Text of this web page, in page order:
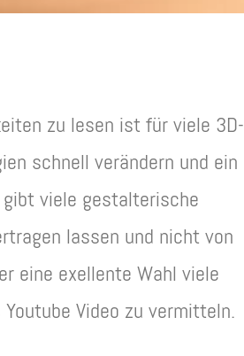
zu lesen ist für viele 3D-
schnell verändern und ein
viele gestalterische
lassen und nicht von
eine exellente Wahl viele
Video zu vermitteln.